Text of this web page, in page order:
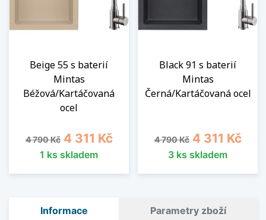
Beige 55 s baterií
Mintas
Béžová/Kartáčovaná
ocel
Běžná cena
4 790 Kč Cena
4 311 Kč
1 ks skladem
Black 91 s baterií
Mintas
Černá/Kartáčovaná ocel
Běžná cena
4 790 Kč Cena
4 311 Kč
3 ks skladem
Informace Parametry zboží